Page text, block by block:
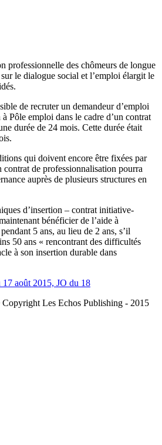
professionnelle des chômeurs de longue
le dialogue social et l’emploi élargit le
de recruter un demandeur d’emploi
Pôle emploi dans le cadre d’un contrat
durée de 24 mois. Cette durée était
qui doivent encore être fixées par
contrat de professionnalisation pourra
auprès de plusieurs structures en
d’insertion – contrat initiative-
bénéficier de l’aide à
5 ans, au lieu de 2 ans, s’il
50 ans « rencontrant des difficultés
à son insertion durable dans
août 2015, JO du 18
Les Echos Publishing - 2015